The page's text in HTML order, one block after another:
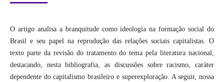
O artigo analisa a branquitude como ideologia na formação social do
Brasil e seu papel na reprodução das relações sociais capitalistas. O
texto parte da revisão do tratamento do tema pela literatura nacional,
destacando, nesta bibliografia, as discussões sobre racismo, caráter
dependente do capitalismo brasileiro e superexploração. A seguir, nossa